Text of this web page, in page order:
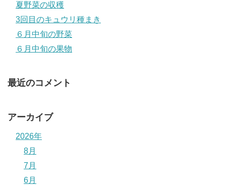
夏野菜の収穫
3回目のキュウリ種まき
６月中旬の野菜
６月中旬の果物
最近のコメント
アーカイブ
2026年
8月
7月
6月